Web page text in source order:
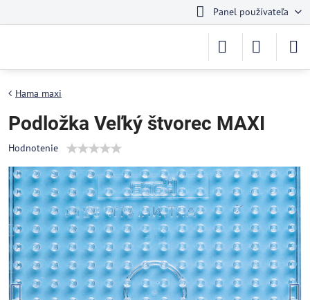
Panel používateľa
Hama maxi
Podložka Veľký štvorec MAXI
Hodnotenie